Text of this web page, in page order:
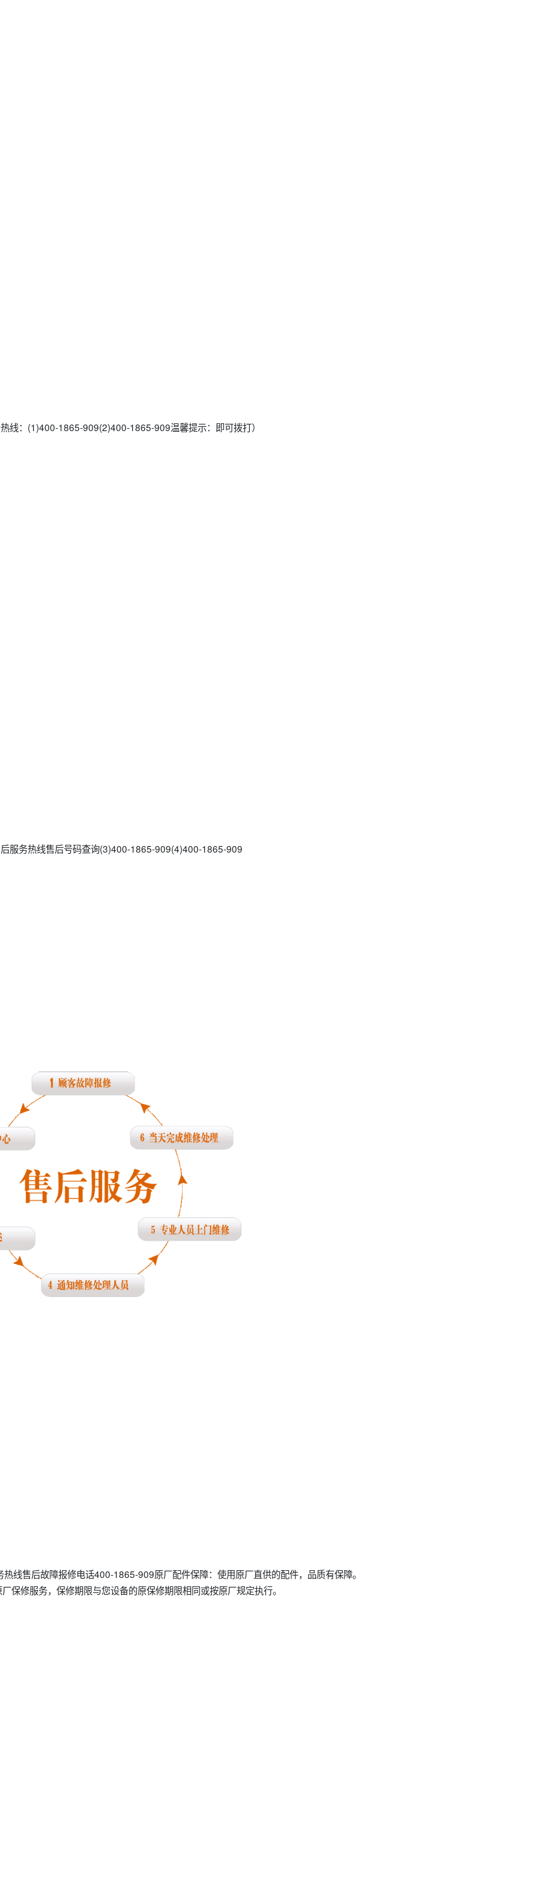
线：(1)400-1865-909(2)400-1865-909温馨提示：即可拨打）
服务热线售后号码查询(3)400-1865-909(4)400-1865-909
线售后故障报修电话400-1865-909原厂配件保障：使用原厂直供的配件，品质有保障。
保修服务，保修期限与您设备的原保修期限相同或按原厂规定执行。